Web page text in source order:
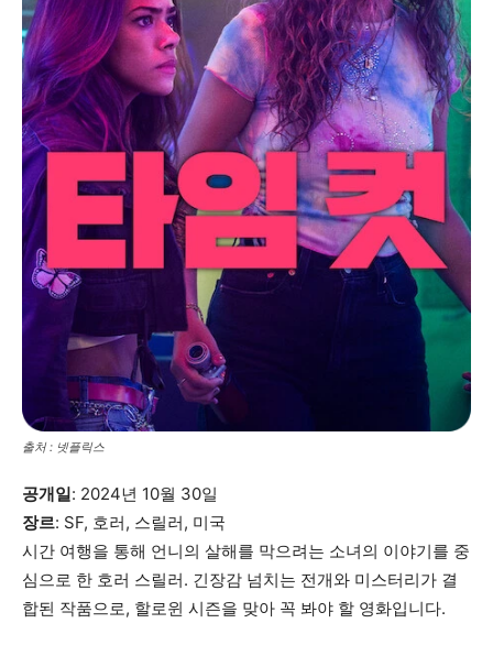
출처 : 넷플릭스
공개일: 2024년 10월 30일
장르: SF, 호러, 스릴러, 미국
시간 여행을 통해 언니의 살해를 막으려는 소녀의 이야기를 중
심으로 한 호러 스릴러. 긴장감 넘치는 전개와 미스터리가 결
합된 작품으로, 할로윈 시즌을 맞아 꼭 봐야 할 영화입니다.